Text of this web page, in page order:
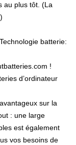
au plus tôt. (La
batterie:
!
d’ordinateur
sur la
: une large
est également
vos besoins de